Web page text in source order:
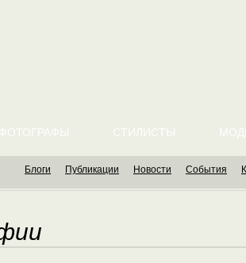
ФОТОГРАФЫ СТИЛИСТЫ
Блоги Публикации Новости События